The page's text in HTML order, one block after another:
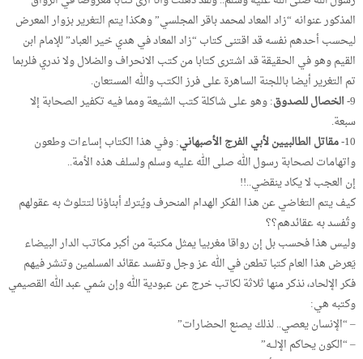
المذكور عنوانه “زاد المعاد لمحمد باقر المجلسي” وهكذا يتم التغرير بزوار المعرض
ليحسب أحدهم نفسه قد اقتنى كتاب “زاد المعاد في هدي خير العباد” للإمام ابن
القيم وهو في الحقيقة قد اشترى كتابا من كتب الانحراف والضلال ولا ندري فلربما
تم التغرير أيضا باللجنة الساهرة على فرز الكتب والله المستعان.
9- الخصال للصدوق: وهو على شاكلة كتب الشيعة ومما فيه تكفير الصحابة إلا
سبعة.
10- مقاتل الطالبيين لأبي الفرج الأصبهاني: وفي هذا الكتاب إساءات وطعون
واتهامات لصحابة رسول الله صلى الله عليه وسلم ولسلف هذه الأمة..
إن العجب لا يكاد ينقضي..!!
كيف يتم التغاضي عن هذا الفكر الهدام المنحرف ويُترك أبناؤنا لتتلوث به عقولهم
وتُفسد به عقائدهم؟؟
وليس هذا فحسب بل إن رواقا مغربيا يمثل مكتبة من أكبر مكاتب الدار البيضاء
يَعرض هذا العام كتبا تطعن في الله عز وجل وتفسد عقائد المسلمين وتنشر فيهم
فكر الإلحاد، نذكر منها ثلاثة لكاتب خرج عن عبودية الله وإن سُمي عبد الله القصيمي
وكتبه هي:
– “الإنسان يعصي.. لذلك يصنع الحضارات”
– “الكون يحاكم الإلــه”